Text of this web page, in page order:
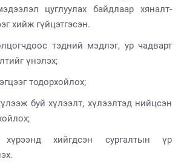
цуглуулах байдлаар хяналт-
хийж гүйцэтгэсэн.
тэдний мэдлэг, ур чадварт
үнэлэх;
тодорхойлох;
буй хүлээлт, хүлээлтэд нийцсэн
хүрээнд хийгдсэн сургалтын үр